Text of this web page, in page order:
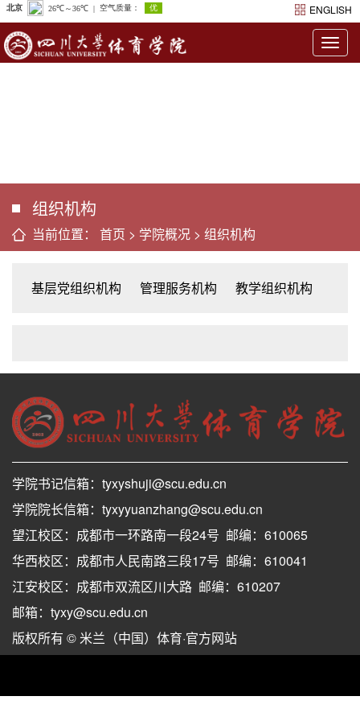
ENGLISH
组织机构
当前位置： 首页 > 学院概况 > 组织机构
基层党组织机构 管理服务机构 教学组织机构
学院书记信箱：tyxyshuji@scu.edu.cn
学院院长信箱：tyxyyuanzhang@scu.edu.cn
望江校区：成都市一环路南一段24号 邮编：610065
华西校区：成都市人民南路三段17号 邮编：610041
江安校区：成都市双流区川大路 邮编：610207
邮箱：tyxy@scu.edu.cn
版权所有 © 米兰（中国）体育·官方网站